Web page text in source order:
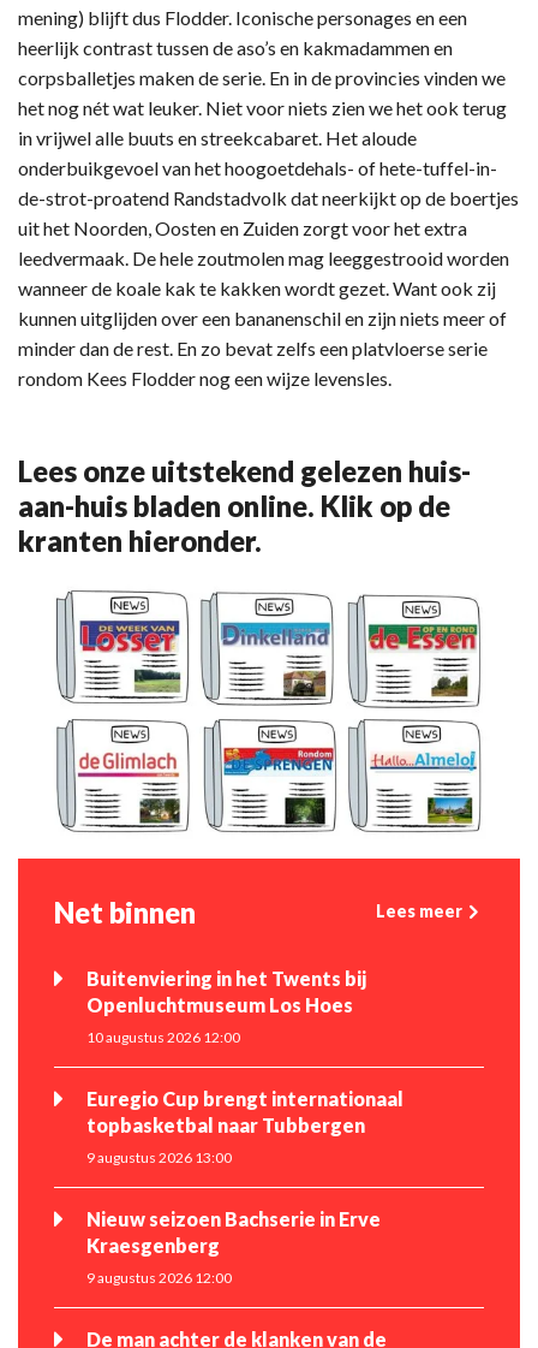
mening) blijft dus Flodder. Iconische personages en een
heerlijk contrast tussen de aso’s en kakmadammen en
corpsballetjes maken de serie. En in de provincies vinden we
het nog nét wat leuker. Niet voor niets zien we het ook terug
in vrijwel alle buuts en streekcabaret. Het aloude
onderbuikgevoel van het hoogoetdehals- of hete-tuffel-in-
de-strot-proatend Randstadvolk dat neerkijkt op de boertjes
uit het Noorden, Oosten en Zuiden zorgt voor het extra
leedvermaak. De hele zoutmolen mag leeggestrooid worden
wanneer de koale kak te kakken wordt gezet. Want ook zij
kunnen uitglijden over een bananenschil en zijn niets meer of
minder dan de rest. En zo bevat zelfs een platvloerse serie
rondom Kees Flodder nog een wijze levensles.
Lees onze uitstekend gelezen huis-
aan-huis bladen online. Klik op de
kranten hieronder.
Net binnen Lees meer
Buitenviering in het Twents bij
Openluchtmuseum Los Hoes
10 augustus 2026 12:00
Euregio Cup brengt internationaal
topbasketbal naar Tubbergen
9 augustus 2026 13:00
Nieuw seizoen Bachserie in Erve
Kraesgenberg
9 augustus 2026 12:00
De man achter de klanken van de